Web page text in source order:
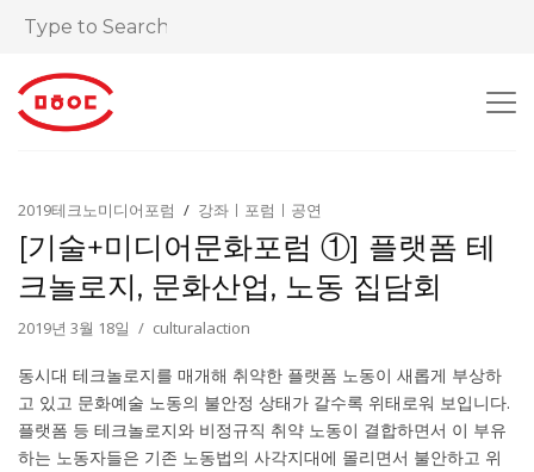
2019테크노미디어포럼 강좌ㅣ포럼ㅣ공연
[기술+미디어문화포럼 ①] 플랫폼 테
크놀로지, 문화산업, 노동 집담회
2019년 3월 18일 culturalaction
동시대 테크놀로지를 매개해 취약한 플랫폼 노동이 새롭게 부상하
고 있고 문화예술 노동의 불안정 상태가 갈수록 위태로워 보입니다.
플랫폼 등 테크놀로지와 비정규직 취약 노동이 결합하면서 이 부유
하는 노동자들은 기존 노동법의 사각지대에 몰리면서 불안하고 위